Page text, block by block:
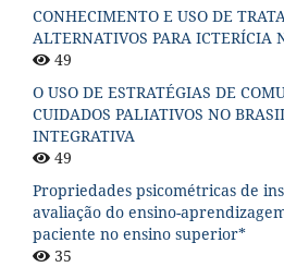
CONHECIMENTO E USO DE
ALTERNATIVOS PARA ICTERÍCIA
49
O USO DE ESTRATÉGIAS DE
CUIDADOS PALIATIVOS NO
INTEGRATIVA
49
Propriedades psicométricas de
avaliação do ensino-
paciente no ensino superior*
35